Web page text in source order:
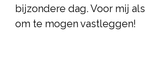
bijzondere dag. Voor mij
om te mogen vastleggen!